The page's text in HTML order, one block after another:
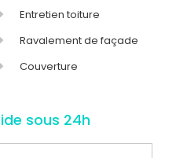
Entretien toiture
Ravalement de façade
Couverture
sous 24h